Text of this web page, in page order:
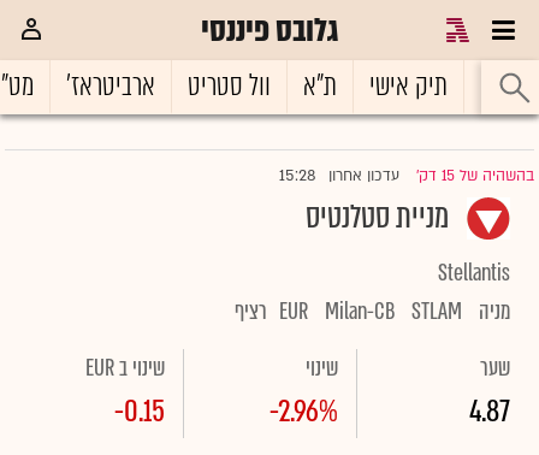
גלובס פיננסי
ראשי תיק אישי ת"א וול סטריט ארביטראז'
בהשהיה של 15 דק' |עדכון אחרון 15:28
מניית סטלנטיס
Stellantis
מניה
STLAM
Milan-CB
EUR רציף
שער
4.87
שינוי
-2.96%
שינוי ב EUR
-0.15